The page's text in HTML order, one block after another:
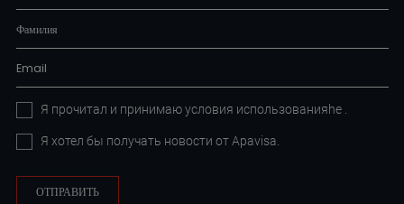
Я прочитал и принимаю условия использованияhe
Я хотел бы получать новости от Apavisa.